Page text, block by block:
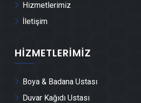
Osmangazi Dolap & Mobilya
Osmangazi Dış Cephe Kaplama
Hizmetlerimiz
İletişim
HIZMETLERIMIZ
Boya & Badana Ustası
Duvar Kağıdı Ustası